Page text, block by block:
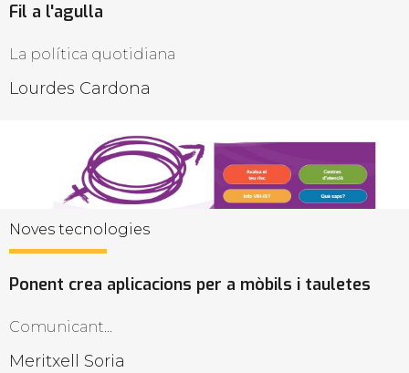
Fil a l'agulla
La política quotidiana
Lourdes Cardona
Noves tecnologies
Ponent crea aplicacions per a mòbils i tauletes
Comunicant...
Meritxell Soria